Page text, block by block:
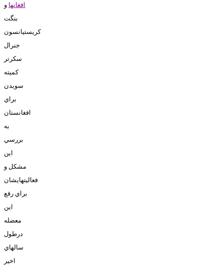
افغانها و
بنگت
کريستيانسون
جنرال
سکرتر
کميته
سويدن
براي
افغانستان
به
بررسي
اين
مشکل و
فعاليتهايشان
براي رفع
اين
معضله
درطول
سالهاي
اخير